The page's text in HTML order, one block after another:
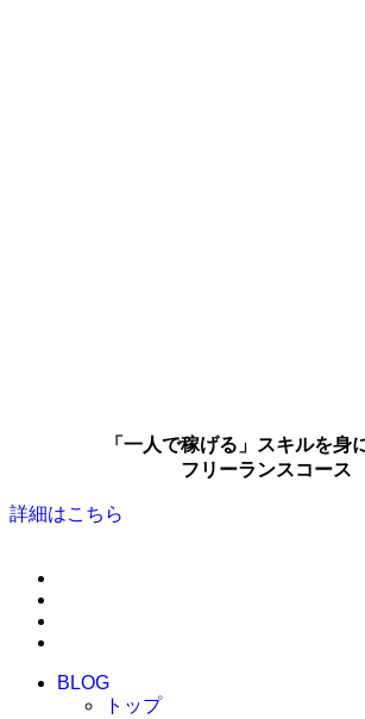
「一人で稼げる」スキルを身
フリーランスコース
詳細はこちら
BLOG
トップ